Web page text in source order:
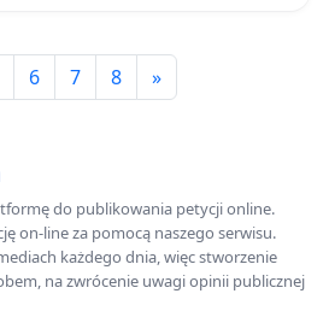
6 7 8 »
do publikowania petycji online.
on-line za pomocą naszego serwisu.
każdego dnia, więc stworzenie
na zwrócenie uwagi opinii publicznej